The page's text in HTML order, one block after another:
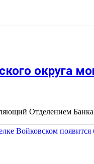
округа
Отделением